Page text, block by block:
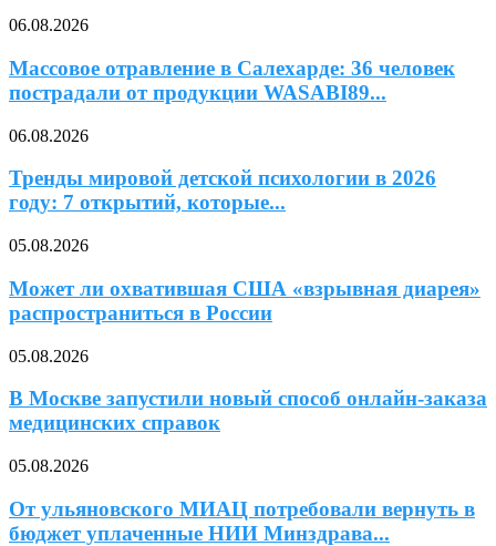
06.08.2026
Массовое отравление в Салехарде: 36 человек
пострадали от продукции WASABI89...
06.08.2026
Тренды мировой детской психологии в 2026
году: 7 открытий, которые...
05.08.2026
Может ли охватившая США «взрывная диарея»
распространиться в России
05.08.2026
В Москве запустили новый способ онлайн-заказа
медицинских справок
05.08.2026
От ульяновского МИАЦ потребовали вернуть в
бюджет уплаченные НИИ Минздрава...